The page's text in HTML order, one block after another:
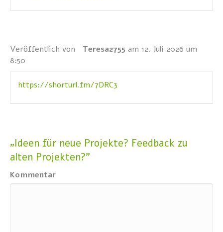
Veröffentlich von Teresa2755 am 12. Juli 2026 um
8:50
https://shorturl.fm/7DRC3
„Ideen für neue Projekte? Feedback zu
alten Projekten?"
Kommentar